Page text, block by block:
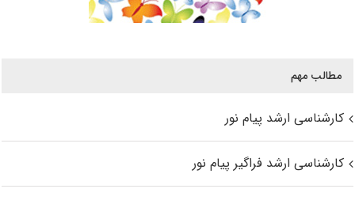
مطالب مهم
کارشناسی ارشد پیام نور
کارشناسی ارشد فراگیر پیام نور